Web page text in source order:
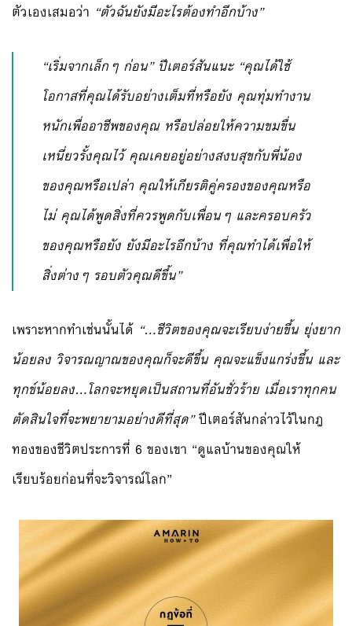
ตัวเองเสมอว่า “ตัวฉันยังมีอะไรต้องทำอีกบ้าง”
“เริ่มจากเล็กๆ ก่อน” ปีเตอร์สันแนะ “คุณได้ใช้
โอกาสที่คุณได้รับอย่างเต็มที่หรือยัง คุณทุ่มทำงาน
หนักเพื่ออาชีพของคุณ หรือปล่อยให้ความขมขื่น
เหนี่ยวรั้งคุณไว้ คุณเคยอยู่อย่างสงบสุขกับพี่น้อง
ของคุณหรือเปล่า คุณให้เกียรติคู่ครองของคุณหรือ
ไม่ คุณได้พูดสิ่งที่ควรพูดกับเพื่อนๆ และครอบครัว
ของคุณหรือยัง ยังมีอะไรอีกบ้าง ที่คุณทำได้เพื่อให้
สิ่งต่างๆ รอบตัวคุณดีขึ้น”
เพราะหากทำเช่นนั้นได้ “…ชีวิตของคุณจะเรียบง่ายขึ้น ยุ่งยาก
น้อยลง วิจารณญาณของคุณก็จะดีขึ้น คุณจะแข็งแกร่งขึ้น และ
ทุกข์น้อยลง…โลกจะหยุดเป็นสถานที่อันชั่วร้าย เมื่อเราทุกคน
ตัดสินใจที่จะพยายามอย่างดีที่สุด”ปีเตอร์สันกล่าวไว้ในกฎ
ทองของชีวิตประการที่ 6 ของเขา “ดูแลบ้านของคุณให้
เรียบร้อยก่อนที่จะวิจารณ์โลก”